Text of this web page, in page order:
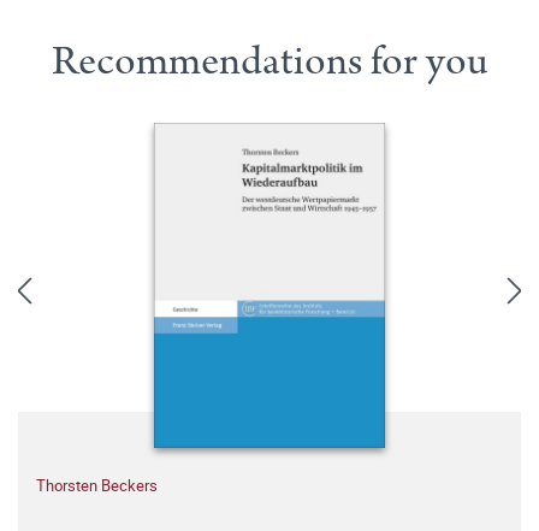
Recommendations for you
Thorsten Beckers